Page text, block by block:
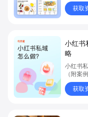
获取
小红书
略
小红书
（附案
获取